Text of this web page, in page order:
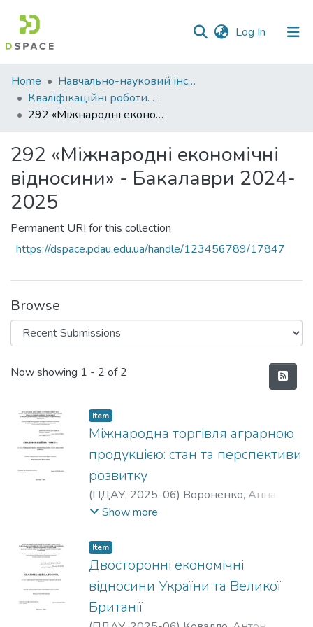
Log In (current)
Communities
&
Collections
Statistics
Home
Навчально-науковий інститут економіки, управління, права та інформаційних технологій
Кваліфікаційні роботи. ННІ економіки, управління, права та ІТ
292 «Міжнародні економічні відносини» - Бакалаври 2024-2025
292 «Міжнародні економічні
відносини» - Бакалаври 2024-
2025
Permanent URI for this collection
https://dspace.pdau.edu.ua/handle/123456789/17847
Browse
Recent Submissions
Now showing 1 - 2 of 2
Item
Міжнародна торгівля аграрною
продукцією: стан та перспективи
розвитку
(ПДАУ, 2025-06) Вороненко, Анна
Вячеславівна
Show more
Item
Двосторонні економічні
відносини України та Великої
Британії